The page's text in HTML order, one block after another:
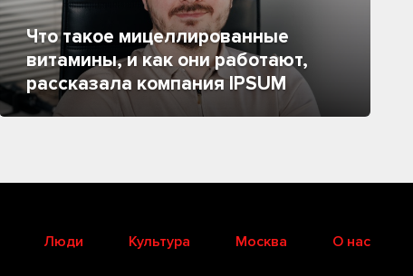
Что такое мицеллированные
витамины, и как они работают,
рассказала компания IPSUM
Люди Культура Москва О нас